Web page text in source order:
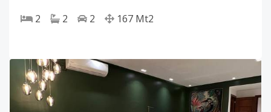
2 2 2 167 Mt2